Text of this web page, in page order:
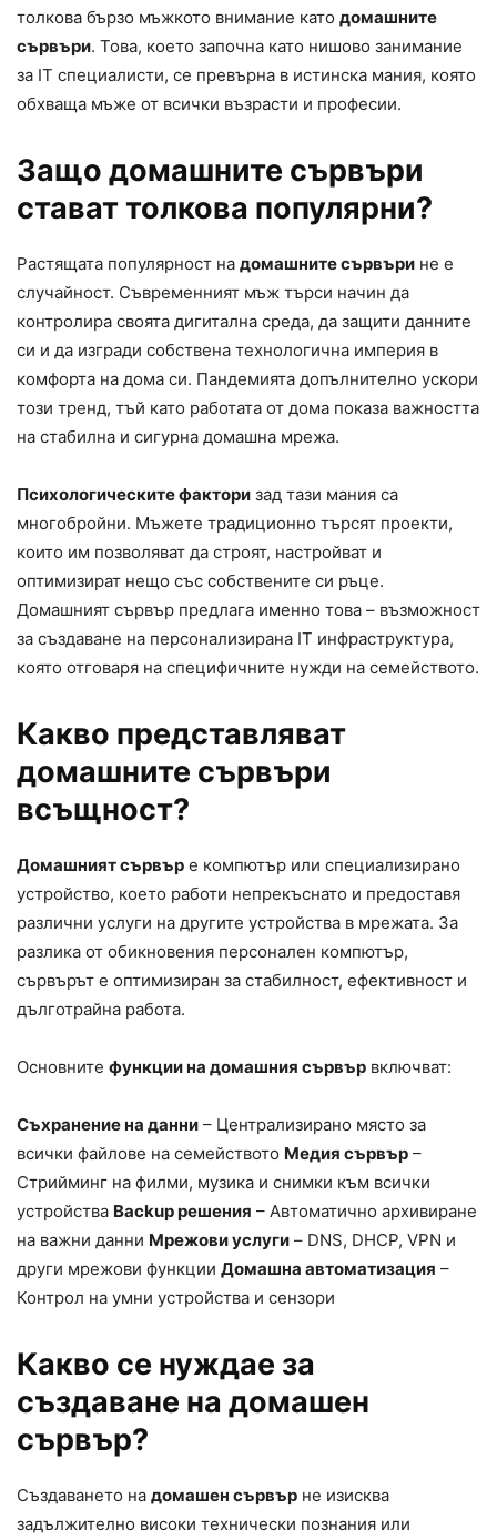
толкова бързо мъжкото внимание като домашните
сървъри. Това, което започна като нишово занимание
за IT специалисти, се превърна в истинска мания, която
обхваща мъже от всички възрасти и професии.
Защо домашните сървъри
стават толкова популярни?
Растящата популярност на домашните сървъри не е
случайност. Съвременният мъж търси начин да
контролира своята дигитална среда, да защити данните
си и да изгради собствена технологична империя в
комфорта на дома си. Пандемията допълнително ускори
този тренд, тъй като работата от дома показа важността
на стабилна и сигурна домашна мрежа.
Психологическите фактори зад тази мания са
многобройни. Мъжете традиционно търсят проекти,
които им позволяват да строят, настройват и
оптимизират нещо със собствените си ръце.
Домашният сървър предлага именно това – възможност
за създаване на персонализирана IT инфраструктура,
която отговаря на специфичните нужди на семейството.
Какво представляват
домашните сървъри
всъщност?
Домашният сървър е компютър или специализирано
устройство, което работи непрекъснато и предоставя
различни услуги на другите устройства в мрежата. За
разлика от обикновения персонален компютър,
сървърът е оптимизиран за стабилност, ефективност и
дълготрайна работа.
Основните функции на домашния сървър включват:
Съхранение на данни – Централизирано място за
всички файлове на семейството Медия сървър –
Стрийминг на филми, музика и снимки към всички
устройства Backup решения – Автоматично архивиране
на важни данни Мрежови услуги – DNS, DHCP, VPN и
други мрежови функции Домашна автоматизация –
Контрол на умни устройства и сензори
Какво се нуждае за
създаване на домашен
сървър?
Създаването на домашен сървър не изисква
задължително високи технически познания или